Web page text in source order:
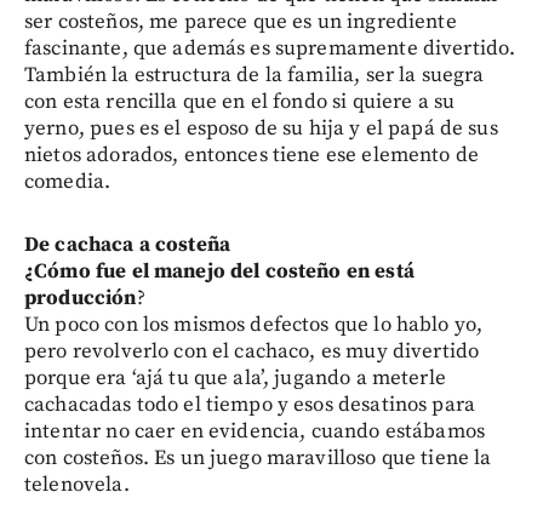
ser costeños, me parece que es un ingrediente
fascinante, que además es supremamente divertido.
También la estructura de la familia, ser la suegra
con esta rencilla que en el fondo si quiere a su
yerno, pues es el esposo de su hija y el papá de sus
nietos adorados, entonces tiene ese elemento de
comedia.
De cachaca a costeña
¿Cómo fue el manejo del costeño en está
producción?
Un poco con los mismos defectos que lo hablo yo,
pero revolverlo con el cachaco, es muy divertido
porque era ‘ajá tu que ala’, jugando a meterle
cachacadas todo el tiempo y esos desatinos para
intentar no caer en evidencia, cuando estábamos
con costeños. Es un juego maravilloso que tiene la
telenovela.